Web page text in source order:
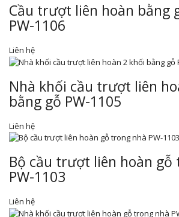
Cầu trượt liên hoàn bằng
PW-1106
Liên hệ
Nhà khối cầu trượt liên
bằng gỗ PW-1105
Liên hệ
Bộ cầu trượt liên hoàn gỗ
PW-1103
Liên hệ